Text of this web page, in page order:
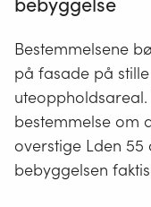
Bestemmelsene
på fasade på
uteoppholdsareal.
bestemmelse om
overstige Lden
bebyggelsen